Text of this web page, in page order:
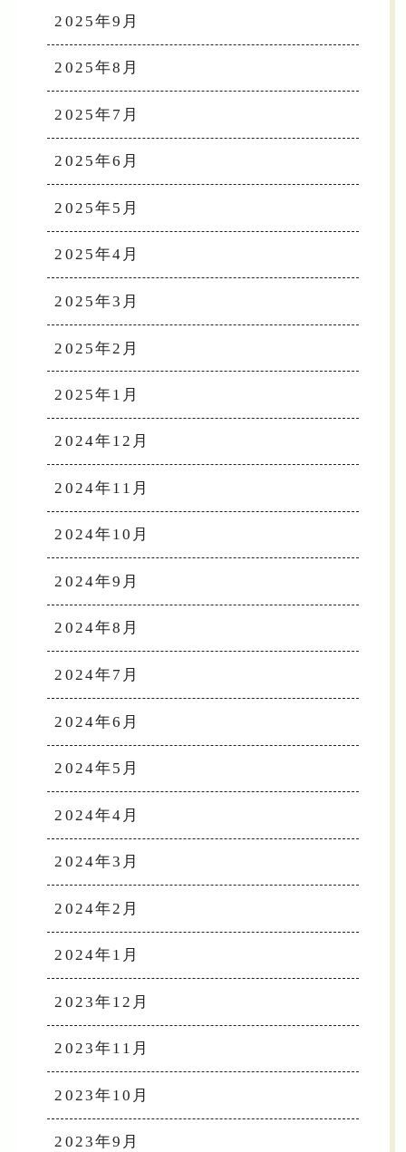
2025年9月
2025年8月
2025年7月
2025年6月
2025年5月
2025年4月
2025年3月
2025年2月
2025年1月
2024年12月
2024年11月
2024年10月
2024年9月
2024年8月
2024年7月
2024年6月
2024年5月
2024年4月
2024年3月
2024年2月
2024年1月
2023年12月
2023年11月
2023年10月
2023年9月